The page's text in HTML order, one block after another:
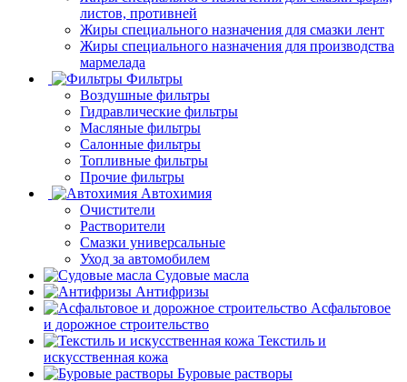
листов, противней
Жиры специального назначения для смазки лент
Жиры специального назначения для производства
мармелада
Фильтры
Воздушные фильтры
Гидравлические фильтры
Масляные фильтры
Салонные фильтры
Топливные фильтры
Прочие фильтры
Автохимия
Очистители
Растворители
Смазки универсальные
Уход за автомобилем
Судовые масла
Антифризы
Асфальтовое
и дорожное строительство
Текстиль и
искусственная кожа
Буровые растворы